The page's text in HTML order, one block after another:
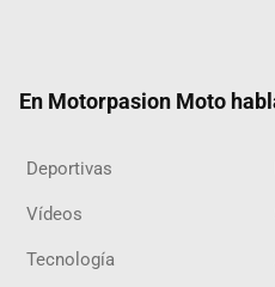
En Motorpasion Moto
Deportivas
Vídeos
Tecnología